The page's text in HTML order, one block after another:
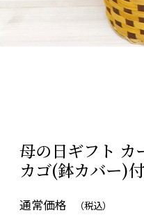
母の日ギフト カ
カゴ(鉢カバー)
通常価格 （税込）